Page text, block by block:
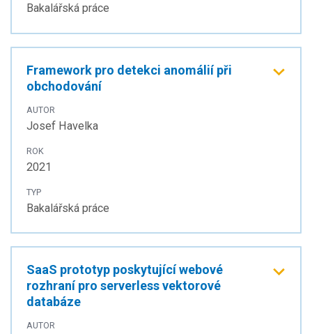
Bakalářská práce
Framework pro detekci anomálií při
obchodování
AUTOR
Josef Havelka
ROK
2021
TYP
Bakalářská práce
SaaS prototyp poskytující webové
rozhraní pro serverless vektorové
databáze
AUTOR